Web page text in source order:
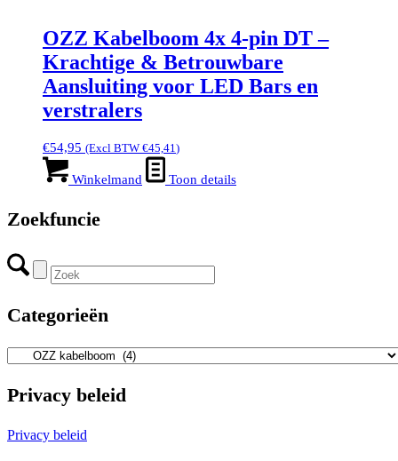
OZZ Kabelboom 4x 4-pin DT –
Krachtige & Betrouwbare
Aansluiting voor LED Bars en
verstralers
€54,95 (Excl BTW €45,41)
Winkelmand Toon details
Zoekfuncie
Categorieën
Privacy beleid
Privacy beleid